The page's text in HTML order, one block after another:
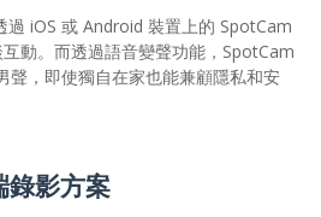
過 iOS 或 Android 裝置上的 SpotCam
動。而透過語音變聲功能，SpotCam
聲，即使獨自在家也能兼顧隱私和安
錄影方案